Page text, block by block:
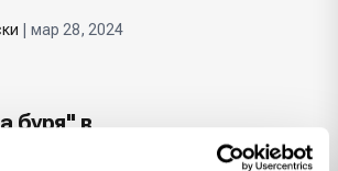
| мар 28, 2024
буря" в